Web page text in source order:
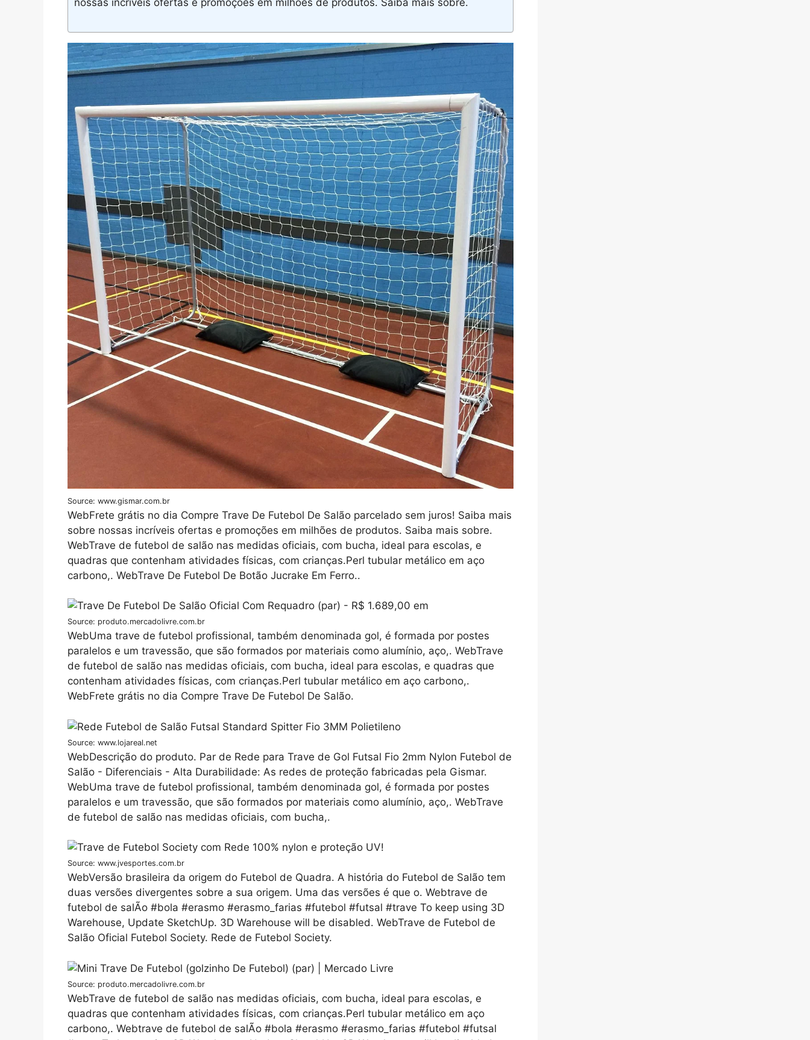
nossas incríveis ofertas e promoções em milhões de produtos. Saiba mais sobre.
Source: www.gismar.com.br
WebFrete grátis no dia Compre Trave De Futebol De Salão parcelado sem juros! Saiba mais
sobre nossas incríveis ofertas e promoções em milhões de produtos. Saiba mais sobre.
WebTrave de futebol de salão nas medidas oficiais, com bucha, ideal para escolas, e
quadras que contenham atividades físicas, com crianças.Perl tubular metálico em aço
carbono,. WebTrave De Futebol De Botão Jucrake Em Ferro..
Source: produto.mercadolivre.com.br
WebUma trave de futebol profissional, também denominada gol, é formada por postes
paralelos e um travessão, que são formados por materiais como alumínio, aço,. WebTrave
de futebol de salão nas medidas oficiais, com bucha, ideal para escolas, e quadras que
contenham atividades físicas, com crianças.Perl tubular metálico em aço carbono,.
WebFrete grátis no dia Compre Trave De Futebol De Salão.
Source: www.lojareal.net
WebDescrição do produto. Par de Rede para Trave de Gol Futsal Fio 2mm Nylon Futebol de
Salão - Diferenciais - Alta Durabilidade: As redes de proteção fabricadas pela Gismar.
WebUma trave de futebol profissional, também denominada gol, é formada por postes
paralelos e um travessão, que são formados por materiais como alumínio, aço,. WebTrave
de futebol de salão nas medidas oficiais, com bucha,.
Source: www.jvesportes.com.br
WebVersão brasileira da origem do Futebol de Quadra. A história do Futebol de Salão tem
duas versões divergentes sobre a sua origem. Uma das versões é que o. Webtrave de
futebol de salÃo #bola #erasmo #erasmo_farias #futebol #futsal #trave To keep using 3D
Warehouse, Update SketchUp. 3D Warehouse will be disabled. WebTrave de Futebol de
Salão Oficial Futebol Society. Rede de Futebol Society.
Source: produto.mercadolivre.com.br
WebTrave de futebol de salão nas medidas oficiais, com bucha, ideal para escolas, e
quadras que contenham atividades físicas, com crianças.Perl tubular metálico em aço
carbono,. Webtrave de futebol de salÃo #bola #erasmo #erasmo_farias #futebol #futsal